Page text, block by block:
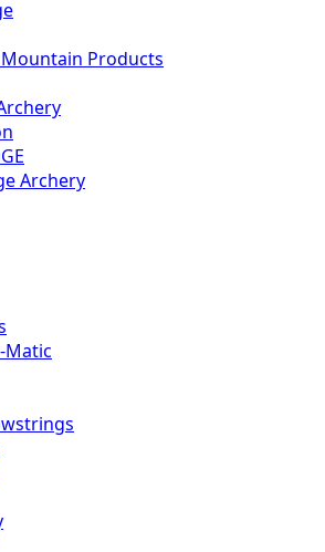
Products
Archery
Matic